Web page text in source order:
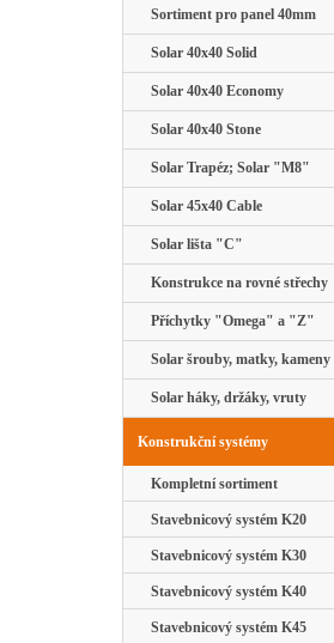
Sortiment pro panel 40mm
Solar 40x40 Solid
Solar 40x40 Economy
Solar 40x40 Stone
Solar Trapéz; Solar "M8"
Solar 45x40 Cable
Solar lišta "C"
Konstrukce na rovné střechy
Příchytky "Omega" a "Z"
Solar šrouby, matky, kameny
Solar háky, držáky, vruty
Konstrukční systémy
Kompletní sortiment
Stavebnicový systém K20
Stavebnicový systém K30
Stavebnicový systém K40
Stavebnicový systém K45